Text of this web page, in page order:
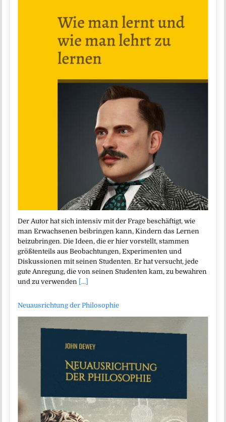
Der Autor hat sich intensiv mit der Frage beschäftigt, wie
man Erwachsenen beibringen kann, Kindern das Lernen
beizubringen. Die Ideen, die er hier vorstellt, stammen
größtenteils aus Beobachtungen, Experimenten und
Diskussionen mit seinen Studenten. Er hat versucht, jede
gute Anregung, die von seinen Studenten kam, zu bewahren
und zu verwenden [...]
Neuausrichtung der Philosophie